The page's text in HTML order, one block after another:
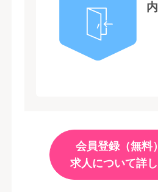
会員登録（無料
求人について詳